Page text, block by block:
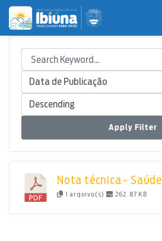
Apply Filter
Nota técnica - Saúde
1 arquivo(s) 262.87 KB